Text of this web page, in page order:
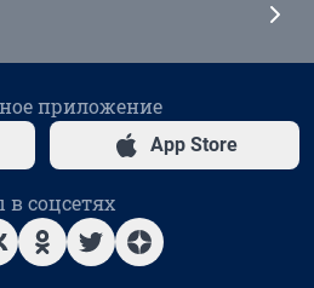
приложение
App Store
соцсетях